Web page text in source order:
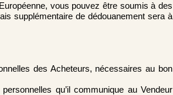
vous pouvez être soumis à des
supplémentaire de dédouanement sera à
des Acheteurs, nécessaires au bon
qu’il communique au Vendeur